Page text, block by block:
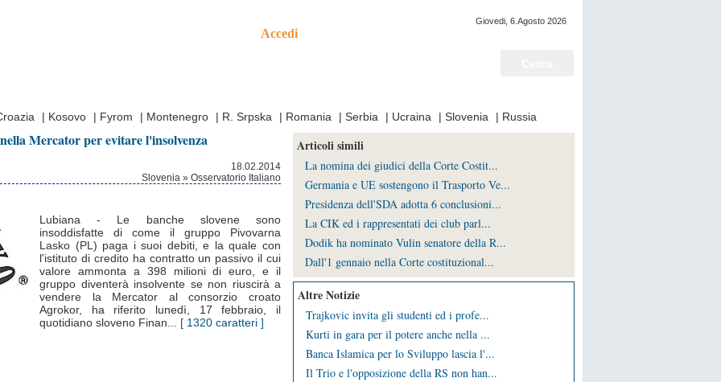
Accedi
Giovedi, 6.Agosto 2026
| Kosovo | Fyrom | Montenegro | R. Srpska | Romania | Serbia | Ucraina | Slovenia | Russia
Mercator per evitare l'insolvenza
18.02.2014
Slovenia » Osservatorio Italiano
Lubiana - Le banche slovene sono
insoddisfatte di come il gruppo Pivovarna
Lasko (PL) paga i suoi debiti, e la quale con
l'istituto di credito ha contratto un passivo il cui
valore ammonta a 398 milioni di euro, e il
gruppo diventerà insolvente se non riuscirà a
vendere la Mercator al consorzio croato
Agrokor, ha riferito lunedì, 17 febbraio, il
quotidiano sloveno Finan... [ 1320 caratteri ]
Articoli simili
La nomina dei giudici della Corte Costit...
Germania e UE sostengono il Trasporto Ve...
Presidenza dell'SDA adotta 6 conclusioni...
La CIK ed i rappresentati dei club parl...
Dodik ha nominato Vulin senatore della R...
Dall'1 gennaio nella Corte costituzional...
Altre Notizie
Trajkovic invita gli studenti ed i profe...
Kurti in gara per il potere anche nella ...
Banca Islamica per lo Sviluppo lascia l'...
Il Trio e l'opposizione della RS non han...